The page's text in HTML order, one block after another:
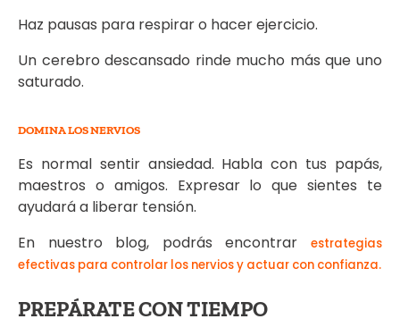
Haz pausas para respirar o hacer ejercicio.
Un cerebro descansado rinde mucho más que uno
saturado.
DOMINA LOS NERVIOS
Es normal sentir ansiedad. Habla con tus papás,
maestros o amigos. Expresar lo que sientes te
ayudará a liberar tensión.
En nuestro blog, podrás encontrar
estrategias
efectivas para controlar los nervios y actuar con confianza.
PREPÁRATE CON TIEMPO